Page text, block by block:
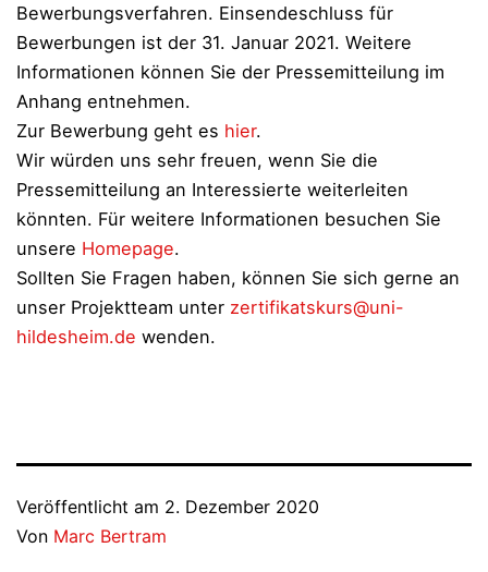
Bewerbungsverfahren. Einsendeschluss für
Bewerbungen ist der 31. Januar 2021. Weitere
Informationen können Sie der Pressemitteilung im
Anhang entnehmen.
Zur Bewerbung geht es hier.
Wir würden uns sehr freuen, wenn Sie die
Pressemitteilung an Interessierte weiterleiten
könnten. Für weitere Informationen besuchen Sie
unsere Homepage.
Sollten Sie Fragen haben, können Sie sich gerne an
unser Projektteam unter zertifikatskurs@uni-
hildesheim.de wenden.
Veröffentlicht am 2. Dezember 2020
Von Marc Bertram